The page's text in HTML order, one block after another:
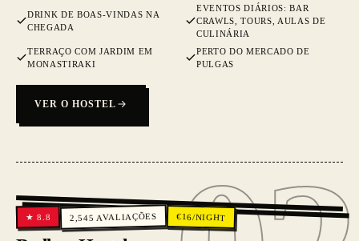
DRINK DE BOAS-VINDAS NA
CHEGADA
EVENTOS DIÁRIOS: BAR
CRAWLS, TOURS, AULAS DE
CULINÁRIA
TERRAÇO COM JARDIM EM
MONASTIRAKI
PERTO DO MERCADO DE
PULGAS
VER O HOSTEL
02
★8.8 2,545 AVALIAÇÕES €16/NIGHT